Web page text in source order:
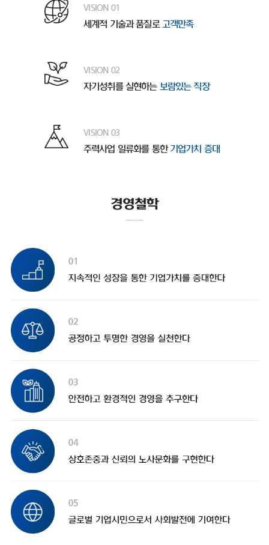
VISION 01
세계적 기술과 품질로 고객만족
VISION 02
자기성취를 실현하는 보람있는 직장
VISION 03
주력사업 일류화를 통한 기업가치 증대
경영철학